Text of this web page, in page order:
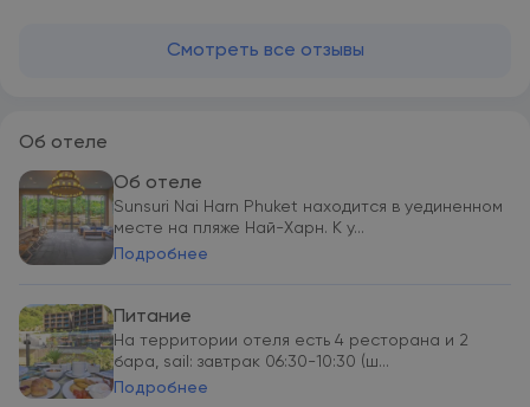
Смотреть все отзывы
Об отеле
Об отеле
Sunsuri Nai Harn Phuket находится в уединенном
месте на пляже Най-Харн. К у...
Подробнее
Питание
На территории отеля есть 4 ресторана и 2
бара, sail: завтрак 06:30-10:30 (ш...
Подробнее